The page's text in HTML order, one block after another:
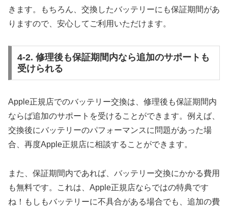
きます。もちろん、交換したバッテリーにも保証期間があ
りますので、安心してご利用いただけます。
4-2. 修理後も保証期間内なら追加のサポートも
受けられる
Apple正規店でのバッテリー交換は、修理後も保証期間内
ならば追加のサポートを受けることができます。例えば、
交換後にバッテリーのパフォーマンスに問題があった場
合、再度Apple正規店に相談することができます。
また、保証期間内であれば、バッテリー交換にかかる費用
も無料です。これは、Apple正規店ならではの特典です
ね！もしもバッテリーに不具合がある場合でも、追加の費